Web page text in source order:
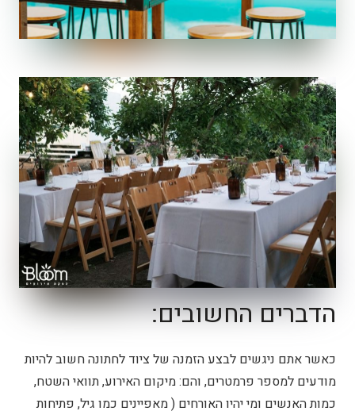
הדברים החשובים:
כאשר אתם ניגשים לבצע הזמנה של ציוד לחתונה חשוב להיות
מודעים למספר פרמטרים, והם: מיקום האירוע, תוואי השטח,
כמות האנשים ומי יהיו האורחים ( מאפיינים כמו גיל, פתיחות